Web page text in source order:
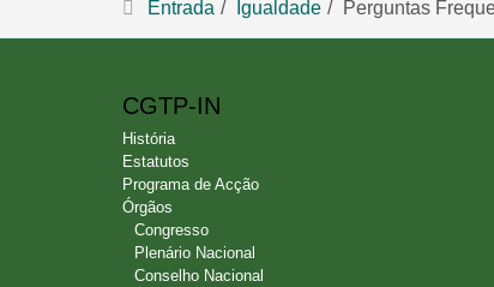
Entrada Igualdade Perguntas
CGTP-IN
História
Estatutos
Programa de Acção
Órgãos
Congresso
Plenário Nacional
Conselho Nacional